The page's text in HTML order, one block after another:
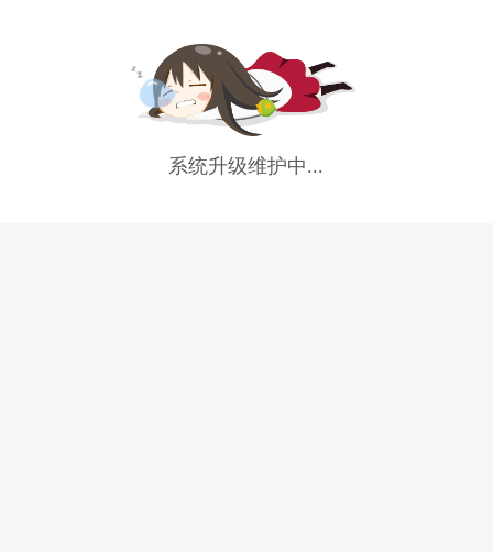
系统升级维护中...